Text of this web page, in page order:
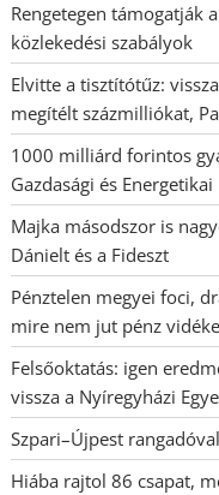
Rengetegen támogatják
közlekedési szabályok
Elvitte a tisztítótűz:
megítélt százmilliókat,
1000 milliárd forintos
Gazdasági és
Majka másodszor is
Dánielt és a Fideszt
Pénztelen megyei foci,
mire nem jut pénz
Felsőoktatás: igen
vissza a Nyíregyházi
Szpari–Újpest
Hiába rajtol 86 csapat,